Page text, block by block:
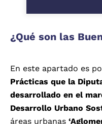
¿Qué son las
En este apartado es
Prácticas que la
desarrollado en el
Desarrollo Urbano
áreas urbanas